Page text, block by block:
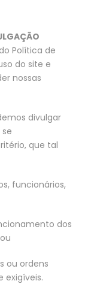
Política de
do site e
nossas
divulgar
que tal
funcionários,
dos
ou ordens
exigíveis.